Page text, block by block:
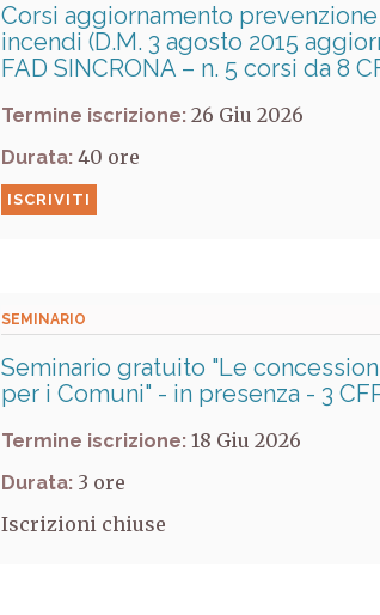
Corsi aggiornamento
incendi (D.M. 3 agosto 2015
FAD SINCRONA – n. 5 corsi da 8
Termine iscrizione: 26 Giu 2026
Durata: 40
ISCRIVITI
SEMINARIO
Seminario gratuito "Le
per i Comuni" - in presenza - 3
Termine iscrizione: 18 Giu 2026
Durata: 3
Iscrizioni chiuse